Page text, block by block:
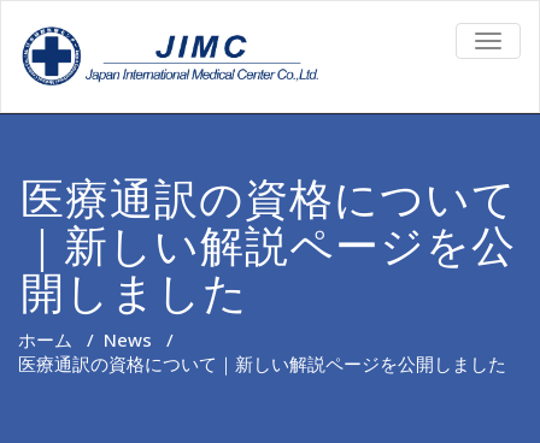
医療通訳の資格について
｜新しい解説ページを公
開しました
ホーム / News /
医療通訳の資格について｜新しい解説ページを公開しました